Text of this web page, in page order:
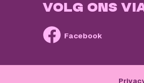
VOLG ONS
Facebook